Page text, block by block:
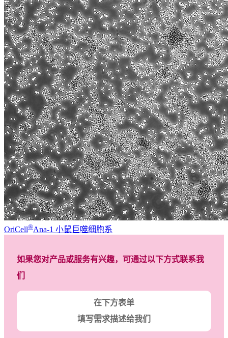
OriCell®Ana-1 小鼠巨噬细胞系
如果您对产品或服务有兴趣，可通过以下方式联系我
们
在下方表单
填写需求描述给我们